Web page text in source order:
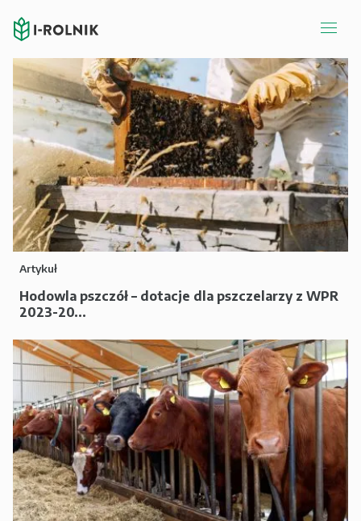
Artykuł
Hodowla pszczół – dotacje dla pszczelarzy z WPR
2023-20...